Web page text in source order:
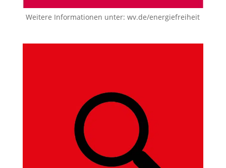
Weitere Informationen unter:wv.de/energiefreiheit